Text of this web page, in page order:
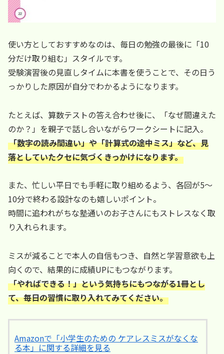
使い方としておすすめなのは、毎日の勉強の最後に「10
分だけ取り組む」スタイルです。
受験演習後の見直しタイムに本書を使うことで、その日う
っかりした原因が自分でわかるようになります。
たとえば、算数テストの答え合わせ後に、「なぜ間違えた
のか？」を親子で話し合いながらワークシートに記入。
「数字の読み間違い」や「計算式の途中ミス」など、見
落としていたクセに気づくきっかけになります。
また、忙しい平日でも手軽に取り組めるよう、各回が5～
10分で終わる設計なのも嬉しいポイント。
時間に追われがちな塾通いのお子さんにもストレスなく取
り入れられます。
ミスが減ることで本人の自信もつき、自然と学習意欲も上
向くので、結果的に成績UPにもつながります。
「やればできる！」という気持ちにもつながる1冊とし
て、毎日の習慣に取り入れてみてください。
Amazonで「小学生のための ケアレスミスがなくな
る本」に関する詳細を見る